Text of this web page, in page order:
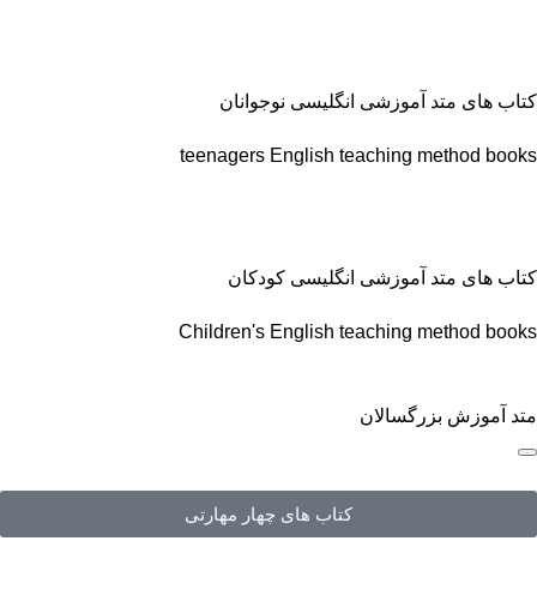
کتاب های متد آموزشی انگلیسی نوجوانان
teenagers English teaching method books
کتاب های متد آموزشی انگلیسی کودکان
Children's English teaching method books
متد آموزش بزرگسالان
کتاب های چهار مهارتی